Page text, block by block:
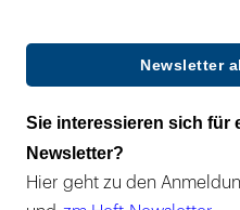
Newsletter
Sie interessieren sich für
Newsletter?
Hier geht zu den